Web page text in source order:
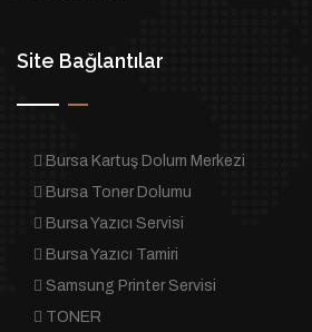
Site Bağlantılar
Bursa Kartuş Dolum Merkezi
Bursa Toner Dolumu
Bursa Yazıcı Servisi
Bursa Yazıcı Tamiri
Samsung Printer Servisi
TONER